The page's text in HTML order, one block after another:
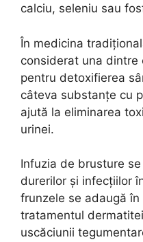
calciu, seleniu sau
În medicina
considerat una dintre
pentru detoxifierea
câteva substanțe cu
ajută la eliminarea
urinei.
Infuzia de brusture
durerilor și infecțiilor
frunzele se adaugă
tratamentul
uscăciunii